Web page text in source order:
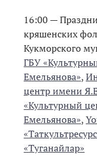
16:00 —
кряшенских
Кукморского
ГБУ
Емельянова»,
центр имени
«Культурный
Емельянова»,
«Туганайлар»